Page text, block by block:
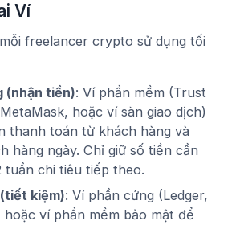
Ví
freelancer crypto sử dụng tối
(nhận tiền): Ví phần mềm (Trust
hoặc ví sàn giao dịch)
thanh toán từ khách hàng và
hàng ngày. Chỉ giữ số tiền cần
tuần chi tiêu tiếp theo.
kiệm): Ví phần cứng (Ledger,
hoặc ví phần mềm bảo mật để